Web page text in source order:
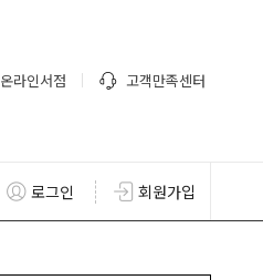
온라인서점 고객만족센터
로그인 회원가입